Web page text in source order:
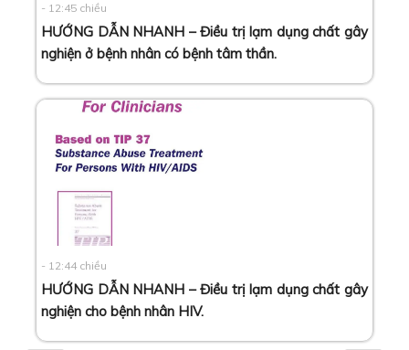
- 12:45 chiều
HƯỚNG DẪN NHANH – Điều trị lạm dụng chất gây
nghiện ở bệnh nhân có bệnh tâm thần.
- 12:44 chiều
HƯỚNG DẪN NHANH – Điều trị lạm dụng chất gây
nghiện cho bệnh nhân HIV.